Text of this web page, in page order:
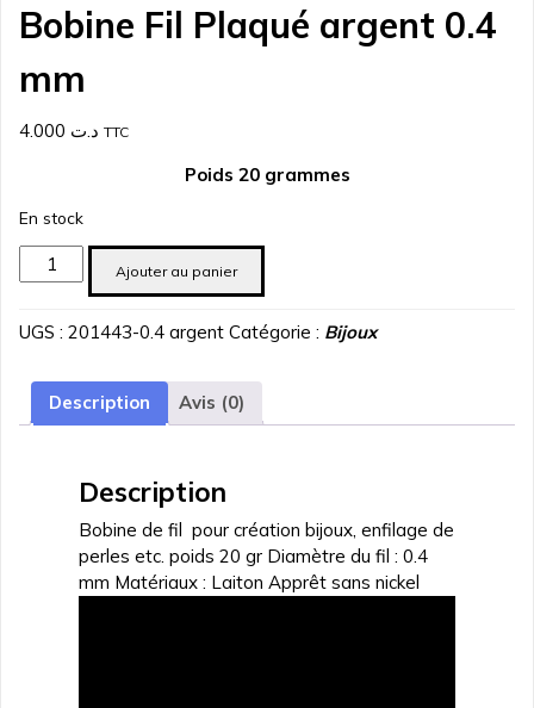
Bobine Fil Plaqué argent 0.4
mm
د.ت TTC
Poids 20 grammes
En stock
quantité
de
Fil
argent
Ajouter au panier
UGS : 201443-0.4 argent Catégorie : Bijoux
Description Avis (0)
Description
Bobine de fil pour création bijoux, enfilage de
perles etc. poids 20 gr Diamètre du fil : 0.4
mm Matériaux : Laiton Apprêt sans nickel